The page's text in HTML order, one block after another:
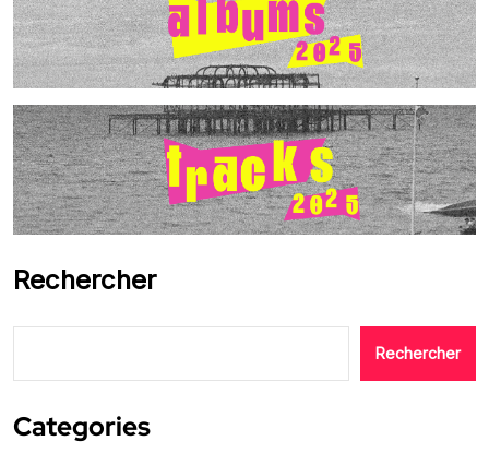
Rechercher
Rechercher
Categories